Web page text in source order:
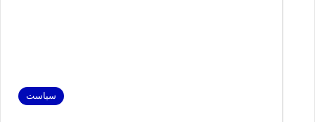
سیاست